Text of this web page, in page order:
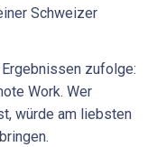
Schweizer
zufolge:
Work. Wer
würde am liebsten